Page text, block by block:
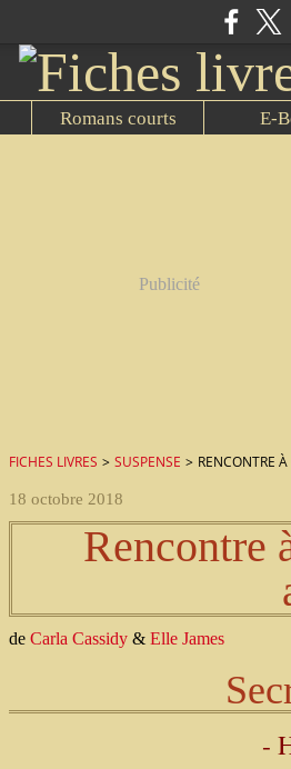
Romans courts E-
Publicité
FICHES LIVRES > SUSPENSE > RENCONTRE
18 octobre 2018
Rencontre
de Carla Cassidy & Elle James
-